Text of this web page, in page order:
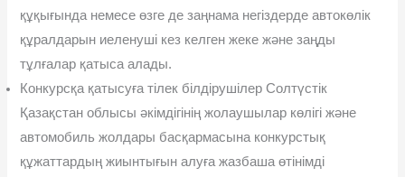
құқығында немесе өзге де заңнама негіздерде автокөлік
құралдарын иеленуші кез келген жеке жəне заңды
тұлғалар қатыса алады.
Конкурсқа қатысуға тілек білдірушілер Солтүстік
Қазақстан облысы əкімдігінің жолаушылар көлігі жəне
автомобиль жолдары басқармасына конкурстық
құжаттардың жиынтығын алуға жазбаша өтінімді